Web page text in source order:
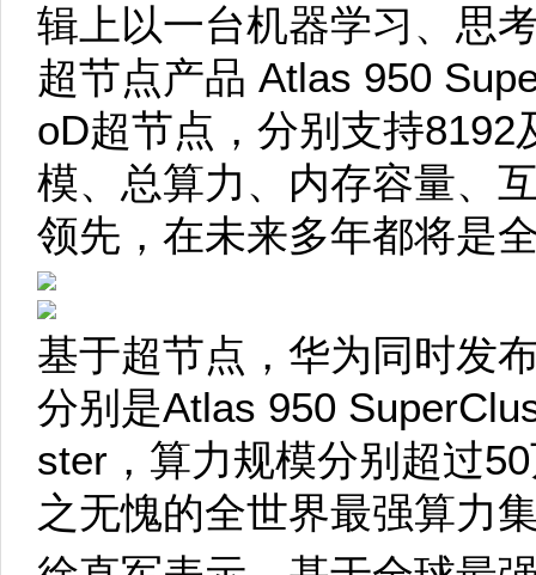
辑上以一台机器学习、思
超节点产品 Atlas 950
oD超节点，分别支持
模、总算力、内存容量、
领先，在未来多年都将是
基于超节点，华为同时发
分别是Atlas 950
ster，算力规模分别超过
之无愧的全世界最强算力